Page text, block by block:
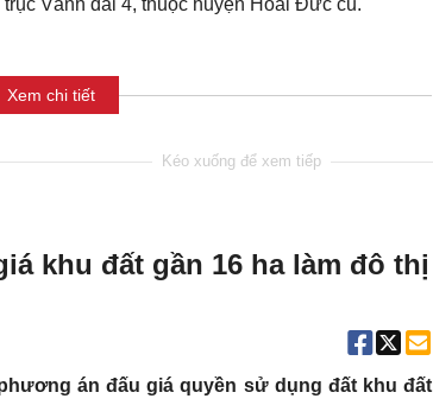
Vành đai 4, thuộc huyện Hoài Đức cũ.
Xem chi tiết
khu đất gần 16 ha làm đô thị
án đấu giá quyền sử dụng đất khu đất